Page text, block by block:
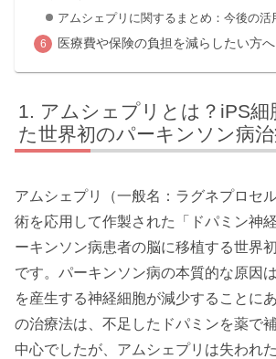
アムシェプリに関するまとめ：今後の活
医療費や保険の負担を減らしたい方へ
アムシェプリとは？iPS細
た世界初のパーキンソン病
アムシェプリ（一般名：ラグネプロセ
術を応用して作製された「ドパミン神
ーキンソン病患者の脳に移植する世界
です。パーキンソン病の本質的な原因
を産生する神経細胞が減少することに
の治療法は、不足したドパミンを薬で
中心でしたが、アムシェプリは失われ